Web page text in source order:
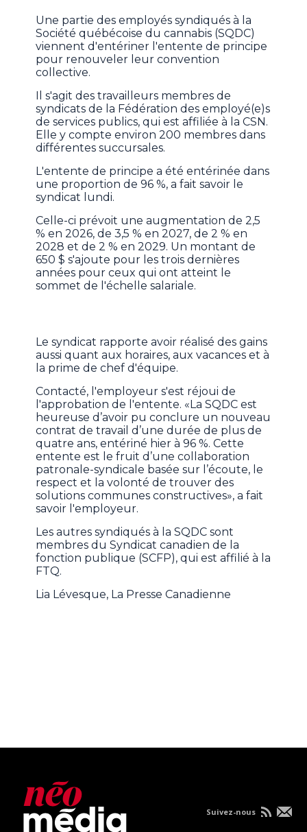
Une partie des employés syndiqués à la
Société québécoise du cannabis (SQDC)
viennent d'entériner l'entente de principe
pour renouveler leur convention
collective.
Il s'agit des travailleurs membres de
syndicats de la Fédération des employé(e)s
de services publics, qui est affiliée à la CSN.
Elle y compte environ 200 membres dans
différentes succursales.
L'entente de principe a été entérinée dans
une proportion de 96 %, a fait savoir le
syndicat lundi.
Celle-ci prévoit une augmentation de 2,5
% en 2026, de 3,5 % en 2027, de 2 % en
2028 et de 2 % en 2029. Un montant de
650 $ s'ajoute pour les trois dernières
années pour ceux qui ont atteint le
sommet de l'échelle salariale.
Le syndicat rapporte avoir réalisé des gains
aussi quant aux horaires, aux vacances et à
la prime de chef d'équipe.
Contacté, l'employeur s'est réjoui de
l'approbation de l'entente. «La SQDC est
heureuse d’avoir pu conclure un nouveau
contrat de travail d’une durée de plus de
quatre ans, entériné hier à 96 %. Cette
entente est le fruit d’une collaboration
patronale-syndicale basée sur l’écoute, le
respect et la volonté de trouver des
solutions communes constructives», a fait
savoir l'employeur.
Les autres syndiqués à la SQDC sont
membres du Syndicat canadien de la
fonction publique (SCFP), qui est affilié à la
FTQ.
Lia Lévesque, La Presse Canadienne
Suivez-nous